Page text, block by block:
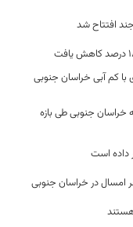
افتتاح شد
با کم آبی خراسان جنوبی
جنوبی طی بازه
داده است